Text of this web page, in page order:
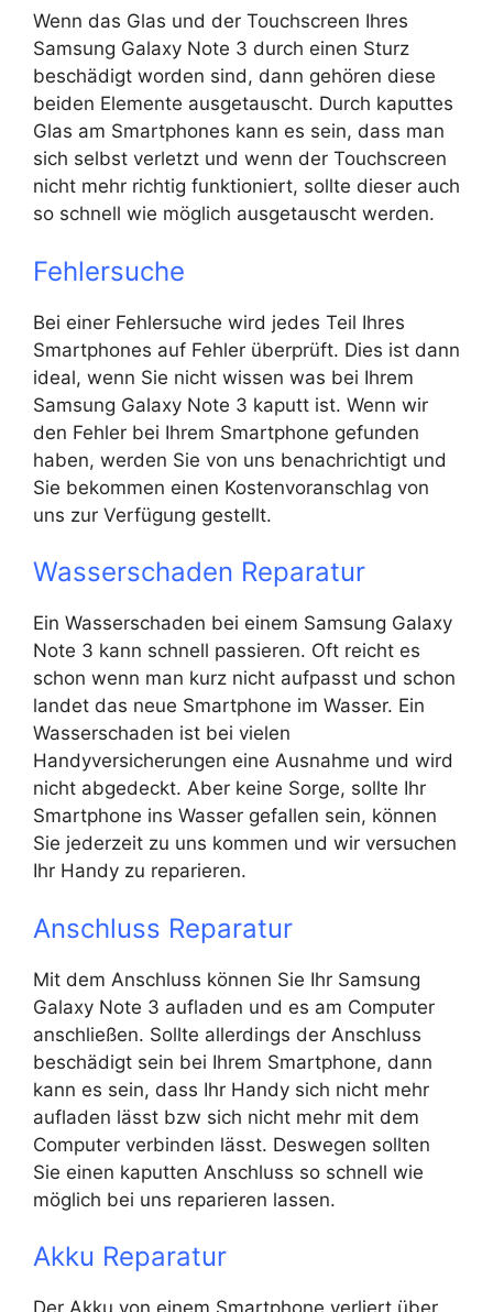
Wenn das Glas und der Touchscreen Ihres
Samsung Galaxy Note 3 durch einen Sturz
beschädigt worden sind, dann gehören diese
beiden Elemente ausgetauscht. Durch kaputtes
Glas am Smartphones kann es sein, dass man
sich selbst verletzt und wenn der Touchscreen
nicht mehr richtig funktioniert, sollte dieser auch
so schnell wie möglich ausgetauscht werden.
Fehlersuche
Bei einer Fehlersuche wird jedes Teil Ihres
Smartphones auf Fehler überprüft. Dies ist dann
ideal, wenn Sie nicht wissen was bei Ihrem
Samsung Galaxy Note 3 kaputt ist. Wenn wir
den Fehler bei Ihrem Smartphone gefunden
haben, werden Sie von uns benachrichtigt und
Sie bekommen einen Kostenvoranschlag von
uns zur Verfügung gestellt.
Wasserschaden Reparatur
Ein Wasserschaden bei einem Samsung Galaxy
Note 3 kann schnell passieren. Oft reicht es
schon wenn man kurz nicht aufpasst und schon
landet das neue Smartphone im Wasser. Ein
Wasserschaden ist bei vielen
Handyversicherungen eine Ausnahme und wird
nicht abgedeckt. Aber keine Sorge, sollte Ihr
Smartphone ins Wasser gefallen sein, können
Sie jederzeit zu uns kommen und wir versuchen
Ihr Handy zu reparieren.
Anschluss Reparatur
Mit dem Anschluss können Sie Ihr Samsung
Galaxy Note 3 aufladen und es am Computer
anschließen. Sollte allerdings der Anschluss
beschädigt sein bei Ihrem Smartphone, dann
kann es sein, dass Ihr Handy sich nicht mehr
aufladen lässt bzw sich nicht mehr mit dem
Computer verbinden lässt. Deswegen sollten
Sie einen kaputten Anschluss so schnell wie
möglich bei uns reparieren lassen.
Akku Reparatur
Der Akku von einem Smartphone verliert über